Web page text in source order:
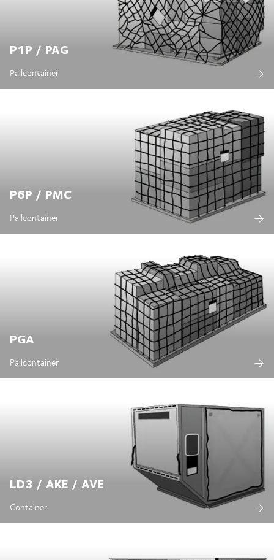
P1P / PAG
Pallcontainer
P6P / PMC
Pallcontainer
PGA
Pallcontainer
LD3 / AKE / AVE
Container